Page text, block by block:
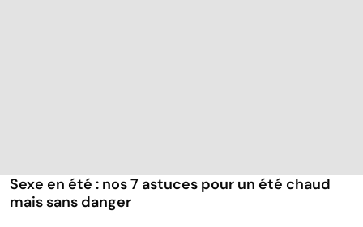
Sexe en été : nos 7 astuces pour un été chaud
mais sans danger